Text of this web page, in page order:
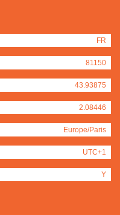
FR
81150
43.93875
2.08446
Europe/Paris
UTC+1
Y